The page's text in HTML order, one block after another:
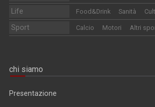
Life Food&Drink Sanità
Sport Calcio Motori Altri
chi siamo
Presentazione